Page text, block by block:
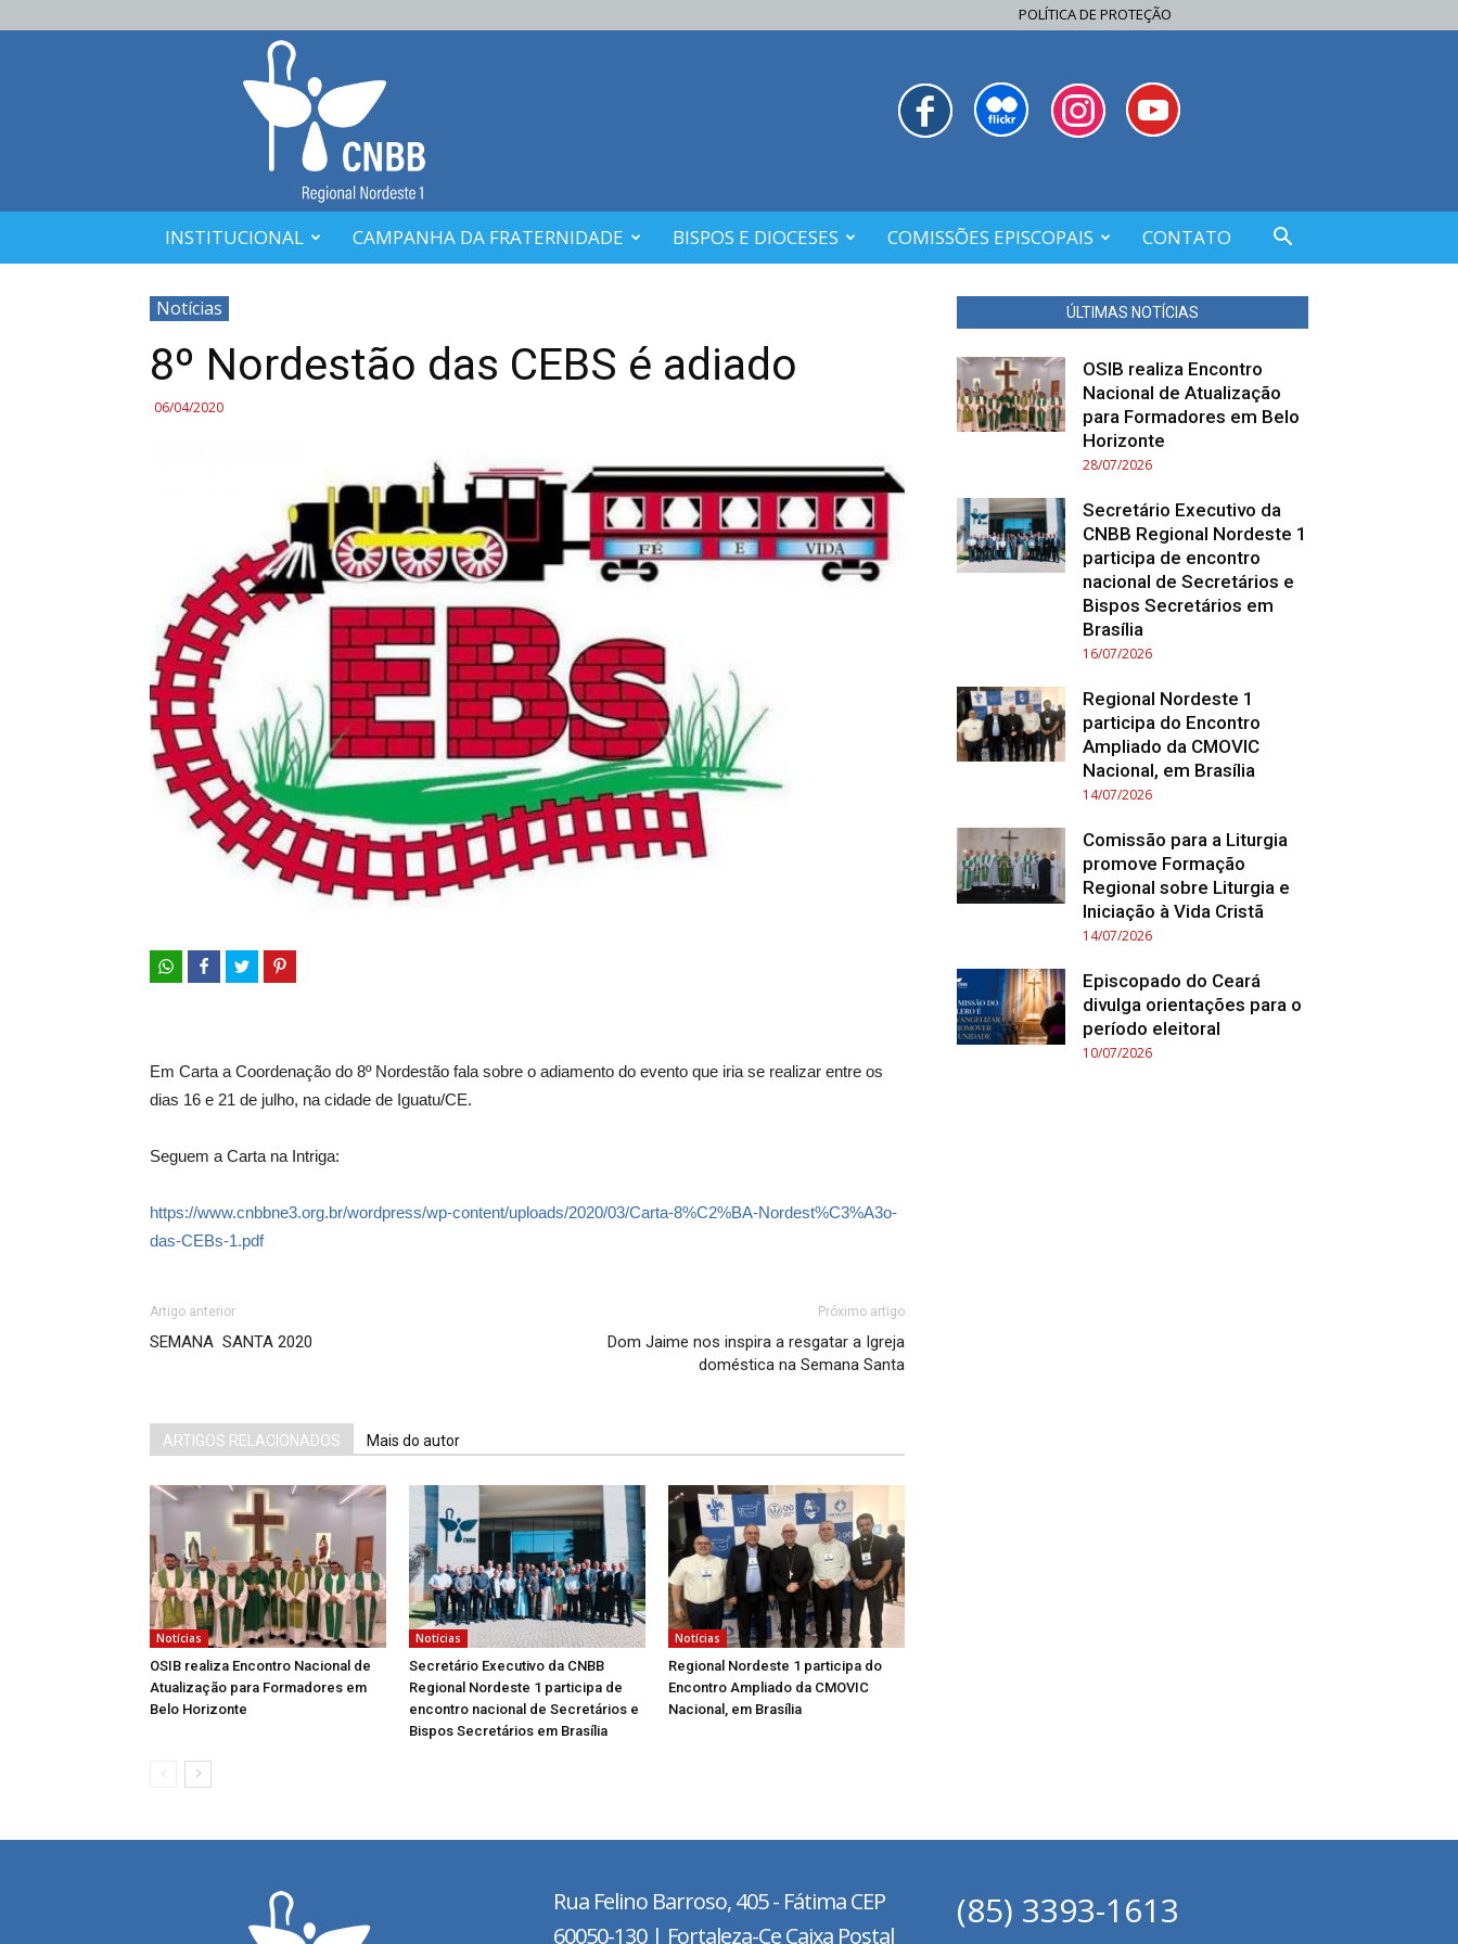
POLÍTICA DE PROTEÇÃO
Nordeste
INSTITUCIONAL CAMPANHA DA FRATERNIDADE BISPOS E DIOCESES COMISSÕES EPISCOPAIS CONTATO
Notícias
8º Nordestão das CEBS é adiado
06/04/2020
Em Carta a Coordenação do 8º Nordestão fala sobre o adiamento do evento que iria se realizar entre os
dias 16 e 21 de julho, na cidade de Iguatu/CE.
Seguem a Carta na Intriga:
https://www.cnbbne3.org.br/wordpress/wp-content/uploads/2020/03/Carta-8%C2%BA-Nordest%C3%A3o-
das-CEBs-1.pdf
Artigo anterior
SEMANA SANTA 2020
Próximo artigo
Dom Jaime nos inspira a resgatar a Igreja
doméstica na Semana Santa
ARTIGOS RELACIONADOS Mais do autor
Notícias
OSIB realiza Encontro Nacional de
Atualização para Formadores em
Belo Horizonte
Notícias
Secretário Executivo da CNBB
Regional Nordeste 1 participa de
encontro nacional de Secretários e
Bispos Secretários em Brasília
Notícias
Regional Nordeste 1 participa do
Encontro Ampliado da CMOVIC
Nacional, em Brasília
ÚLTIMAS NOTÍCIAS
OSIB realiza Encontro
Nacional de Atualização
para Formadores em Belo
Horizonte
28/07/2026
Secretário Executivo da
CNBB Regional Nordeste 1
participa de encontro
nacional de Secretários e
Bispos Secretários em
Brasília
16/07/2026
Regional Nordeste 1
participa do Encontro
Ampliado da CMOVIC
Nacional, em Brasília
14/07/2026
Comissão para a Liturgia
promove Formação
Regional sobre Liturgia e
Iniciação à Vida Cristã
14/07/2026
Episcopado do Ceará
divulga orientações para o
período eleitoral
10/07/2026
Rua Felino Barroso, 405 - FátimaCEP
60050-130 | Fortaleza-Ce Caixa Postal
(85) 3393-1613